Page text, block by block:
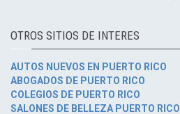
OTROS SITIOS DE INTERES
AUTOS NUEVOS EN PUERTO RICO
ABOGADOS DE PUERTO RICO
COLEGIOS DE PUERTO RICO
SALONES DE BELLEZA PUERTO RICO